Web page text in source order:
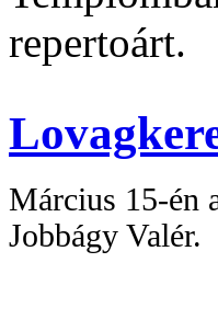
repertoárt.
Március 15-én
Jobbágy Valér.